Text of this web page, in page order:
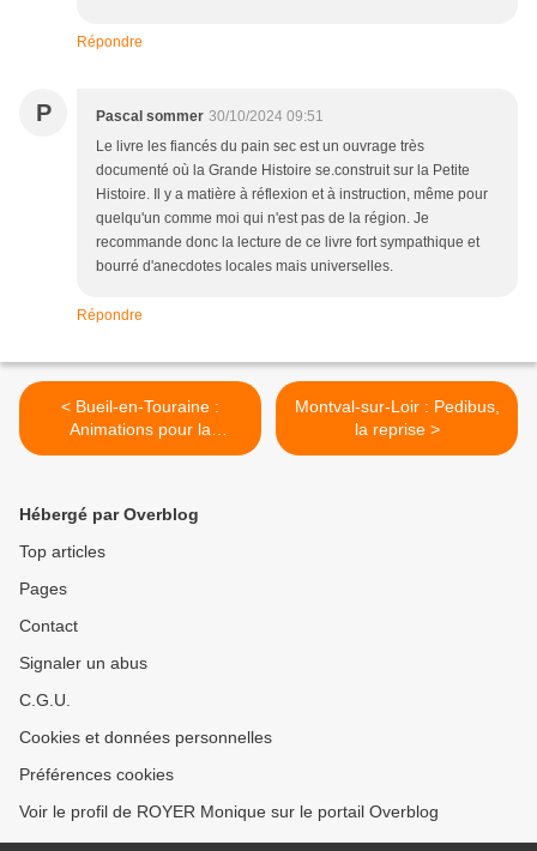
Répondre
P Pascal sommer 30/10/2024 09:51
Le livre les fiancés du pain sec est un ouvrage très
documenté où la Grande Histoire se.construit sur la Petite
Histoire. Il y a matière à réflexion et à instruction, même pour
quelqu'un comme moi qui n'est pas de la région. Je
recommande donc la lecture de ce livre fort sympathique et
bourré d'anecdotes locales mais universelles.
Répondre
< Bueil-en-Touraine :
Animations pour la
"Semaine du Patrimoine"
Montval-sur-Loir : Pedibus,
la reprise >
Hébergé par Overblog
Top articles
Pages
Contact
Signaler un abus
C.G.U.
Cookies et données personnelles
Préférences cookies
Voir le profil de ROYER Monique sur le portail Overblog